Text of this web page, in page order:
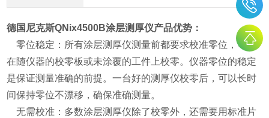
德国尼克斯QNix4500B涂层测厚仪产品优势：
零位稳定：所有涂层测厚仪测量前都要求校准零位，可以
在随仪器的校零板或未涂覆的工件上校零。仪器零位的稳定
是保证测量准确的前提。一台好的测厚仪校零后，可以长时
间保持零位不漂移，确保准确测量。
无需校准：多数涂层测厚仪除了校零外，还需要用标准片